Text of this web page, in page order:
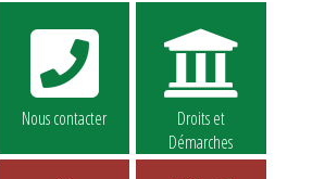
Nous contacter
Droits et
Démarches